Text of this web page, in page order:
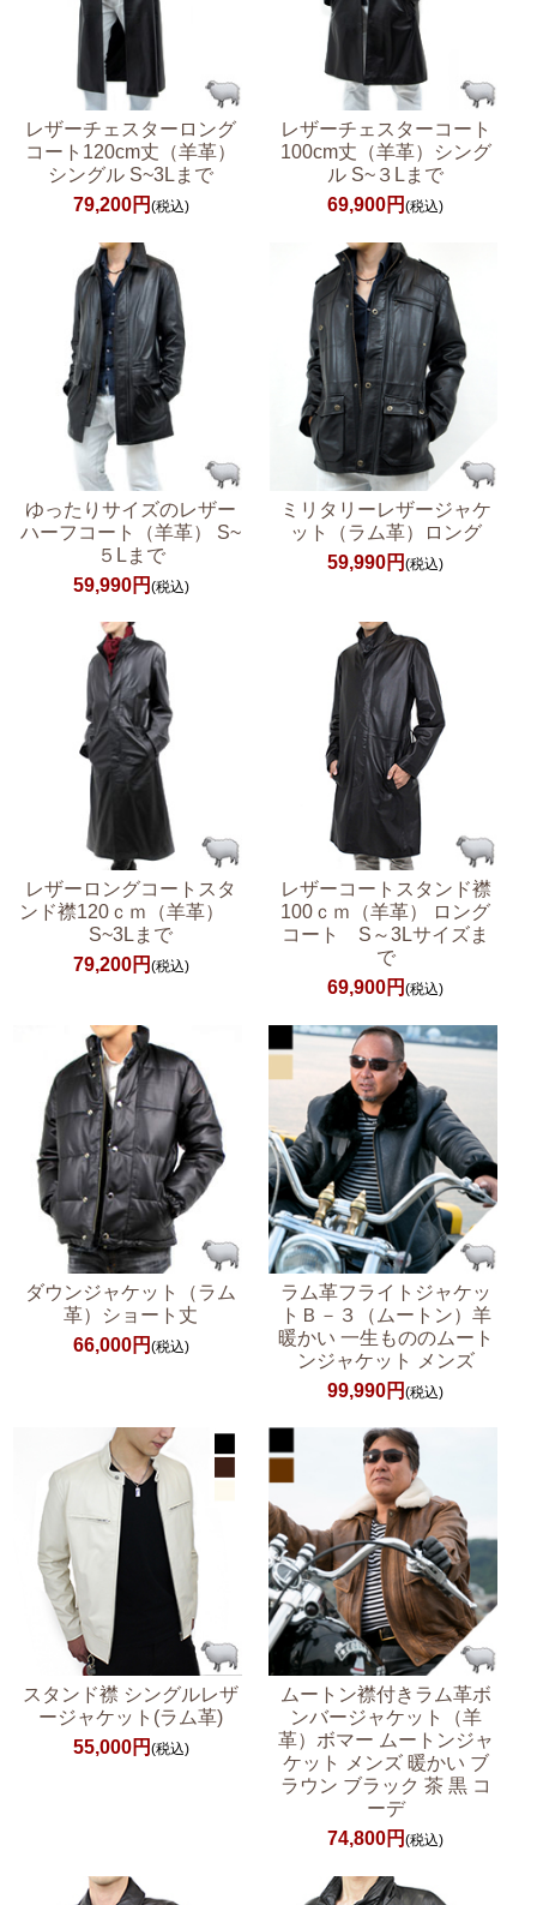
レザーチェスターロング
コート120cm丈（羊革）
シングル S~3Lまで
79,200円 (税込)
レザーチェスターコート
100cm丈（羊革）シング
ル S~３Lまで
69,900円(税込)
ゆったりサイズのレザー
ハーフコート（羊革） S~
５Lまで
59,990円 (税込)
ミリタリーレザージャケ
ット（ラム革）ロング
59,990円(税込)
レザーロングコートスタ
ンド襟120ｃｍ（羊革）
S~3Lまで
79,200円 (税込)
レザーコートスタンド襟
100ｃｍ（羊革） ロング
コート S～3Lサイズま
で
69,900円(税込)
ダウンジャケット（ラム
革）ショート丈
66,000円 (税込)
ラム革フライトジャケッ
トＢ－３（ムートン）羊
暖かい 一生もののムート
ンジャケット メンズ
99,990円(税込)
スタンド襟 シングルレザ
ージャケット(ラム革)
55,000円 (税込)
ムートン襟付きラム革ボ
ンバージャケット（羊
革）ボマー ムートンジャ
ケット メンズ 暖かい ブ
ラウン ブラック 茶 黒 コ
ーデ
74,800円(税込)